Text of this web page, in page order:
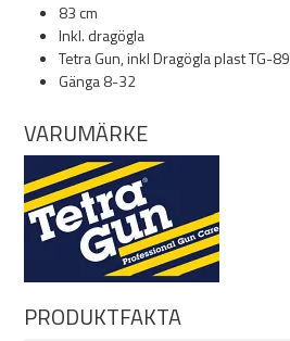
83 cm
Inkl. dragögla
Tetra Gun, inkl Dragögla plast TG-
Gänga 8-32
VARUMÄRKE
PRODUKTFAKTA